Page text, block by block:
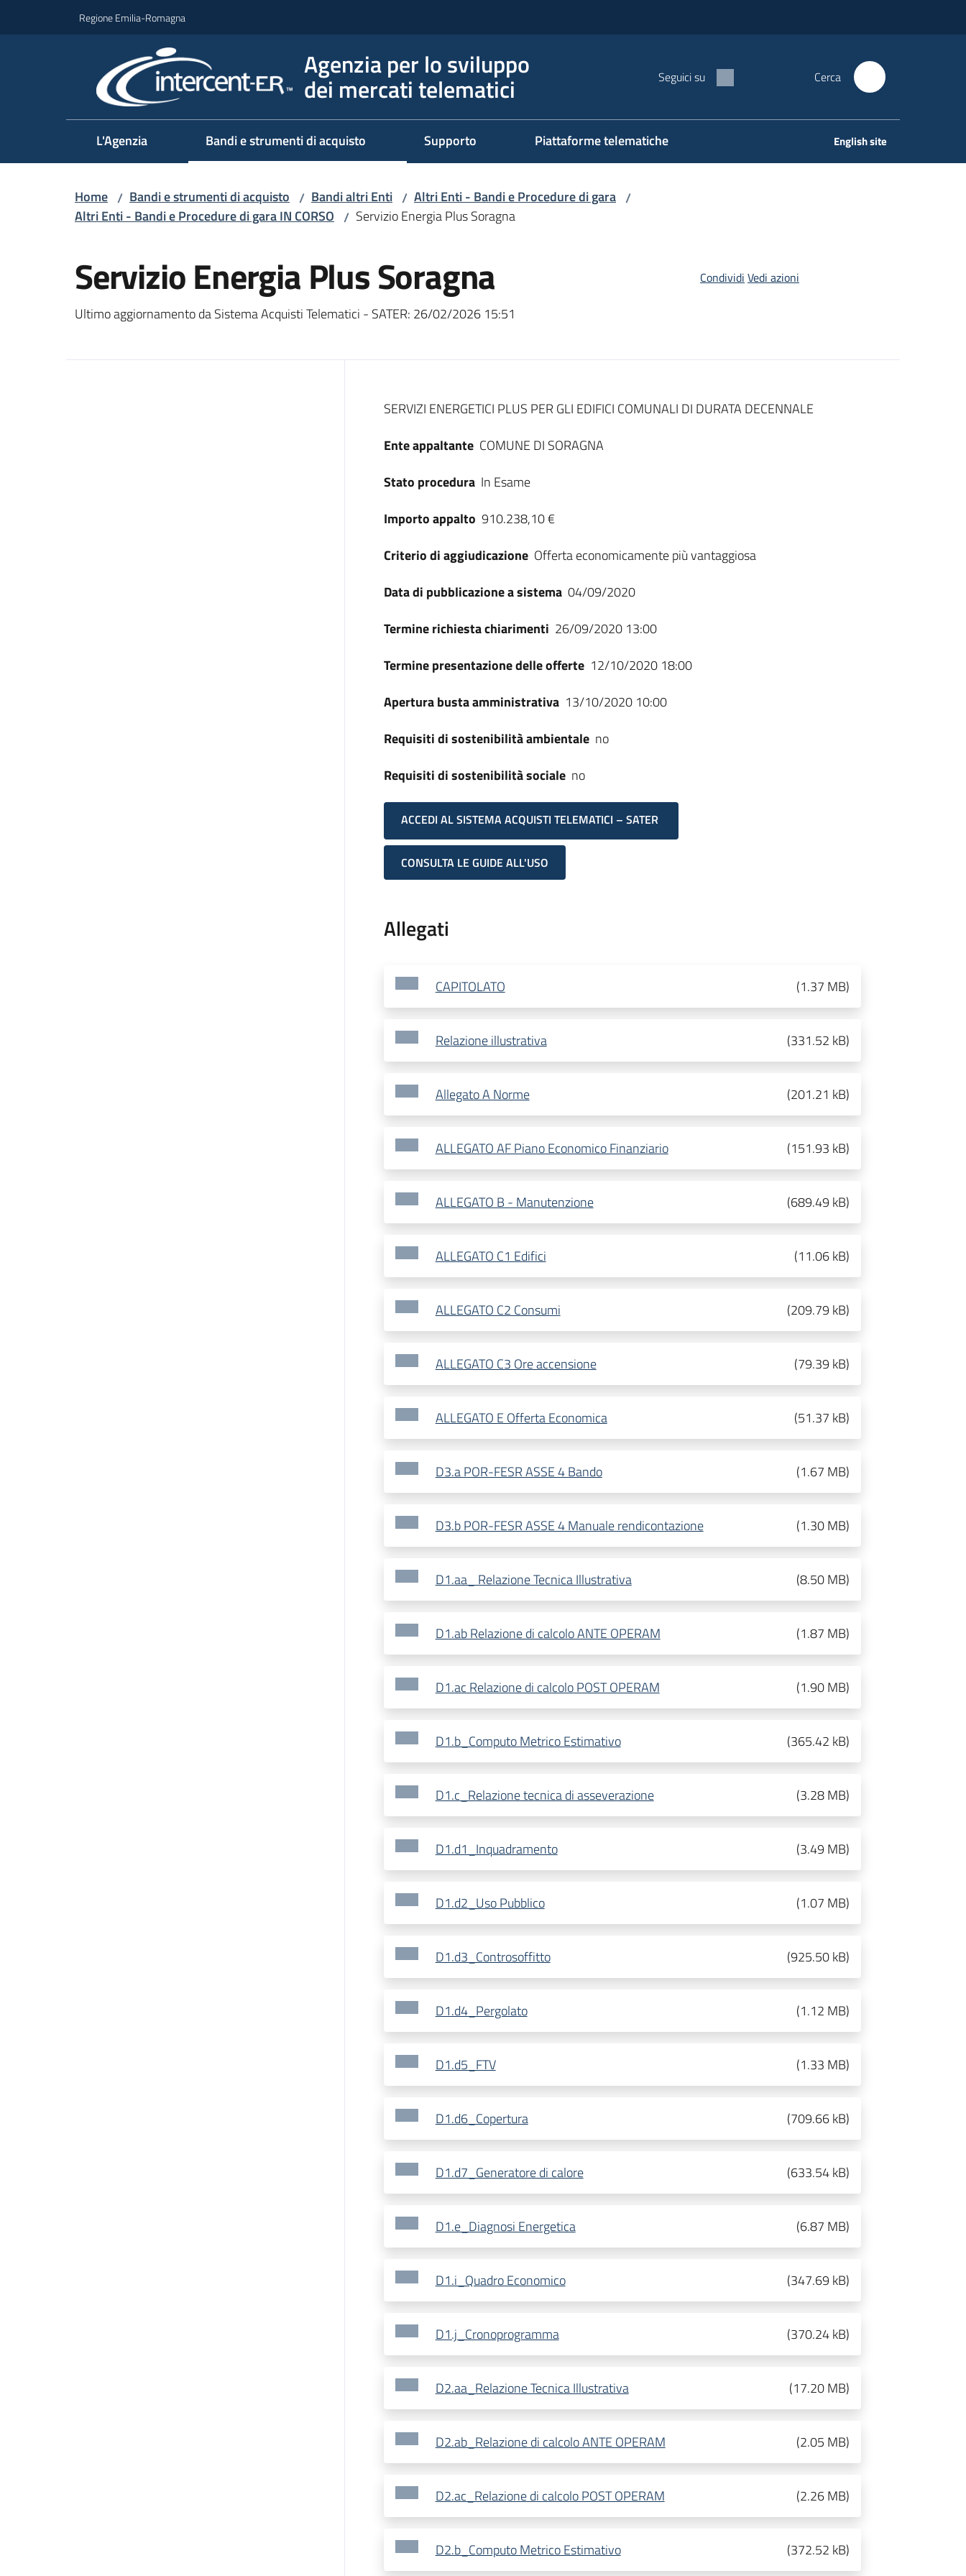
Regione Emilia-Romagna
Agenzia per lo sviluppo
dei mercati telematici Seguici su Cerca
L'Agenzia Bandi e strumenti di acquisto Supporto Piattaforme telematiche English site
Home / Bandi e strumenti di acquisto / Bandi altri Enti / Altri Enti - Bandi e Procedure di gara /
Altri Enti - Bandi e Procedure di gara IN CORSO / Servizio Energia Plus Soragna
Servizio Energia Plus Soragna
Ultimo aggiornamento da Sistema Acquisti Telematici - SATER: 26/02/2026 15:51
Condividi Vedi azioni
Dati del bando
SERVIZI ENERGETICI PLUS PER GLI EDIFICI COMUNALI DI DURATA DECENNALE
Ente appaltante COMUNE DI SORAGNA
Stato procedura In Esame
Importo appalto 910.238,10 €
Criterio di aggiudicazione Offerta economicamente più vantaggiosa
Data di pubblicazione a sistema 04/09/2020
Termine richiesta chiarimenti 26/09/2020 13:00
Termine presentazione delle offerte 12/10/2020 18:00
Apertura busta amministrativa 13/10/2020 10:00
Requisiti di sostenibilità ambientale no
Requisiti di sostenibilità sociale no
ACCEDI AL SISTEMA ACQUISTI TELEMATICI – SATER
CONSULTA LE GUIDE ALL'USO
Allegati
CAPITOLATO (1.37 MB)
Relazione illustrativa (331.52 kB)
Allegato A Norme (201.21 kB)
ALLEGATO AF Piano Economico Finanziario (151.93 kB)
ALLEGATO B - Manutenzione (689.49 kB)
ALLEGATO C1 Edifici (11.06 kB)
ALLEGATO C2 Consumi (209.79 kB)
ALLEGATO C3 Ore accensione (79.39 kB)
ALLEGATO E Offerta Economica (51.37 kB)
D3.a POR-FESR ASSE 4 Bando (1.67 MB)
D3.b POR-FESR ASSE 4 Manuale rendicontazione (1.30 MB)
D1.aa_ Relazione Tecnica Illustrativa (8.50 MB)
D1.ab Relazione di calcolo ANTE OPERAM (1.87 MB)
D1.ac Relazione di calcolo POST OPERAM (1.90 MB)
D1.b_Computo Metrico Estimativo (365.42 kB)
D1.c_Relazione tecnica di asseverazione (3.28 MB)
D1.d1_Inquadramento (3.49 MB)
D1.d2_Uso Pubblico (1.07 MB)
D1.d3_Controsoffitto (925.50 kB)
D1.d4_Pergolato (1.12 MB)
D1.d5_FTV (1.33 MB)
D1.d6_Copertura (709.66 kB)
D1.d7_Generatore di calore (633.54 kB)
D1.e_Diagnosi Energetica (6.87 MB)
D1.i_Quadro Economico (347.69 kB)
D1.j_Cronoprogramma (370.24 kB)
D2.aa_Relazione Tecnica Illustrativa (17.20 MB)
D2.ab_Relazione di calcolo ANTE OPERAM (2.05 MB)
D2.ac_Relazione di calcolo POST OPERAM (2.26 MB)
D2.b_Computo Metrico Estimativo (372.52 kB)